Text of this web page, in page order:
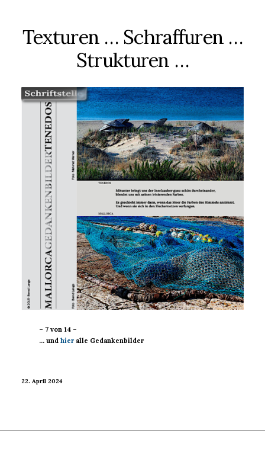
Texturen … Schraffuren …
Strukturen …
– 7 von 14 –
… undhier alle Gedankenbilder
22. April 2024